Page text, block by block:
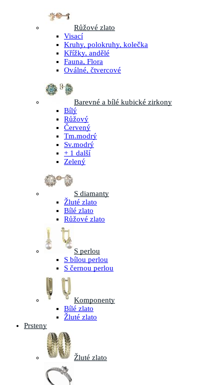
Růžové zlato
Visací
Kruhy, polokruhy, kolečka
Křížky, andělé
Fauna, Flora
Oválné, čtvercové
Barevné a bílé kubické zirkony
Bílý
Růžový
Červený
Tm.modrý
Sv.modrý
+ 1 další
Zelený
S diamanty
Žluté zlato
Bílé zlato
Růžové zlato
S perlou
S bílou perlou
S černou perlou
Komponenty
Bílé zlato
Žluté zlato
Prsteny
Žluté zlato